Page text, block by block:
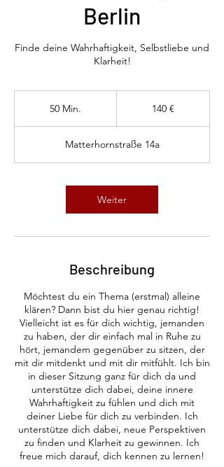
Berlin
Finde deine Wahrhaftigkeit, Selbstliebe und
Klarheit!
50 Min.
i
n
140 €
Matterhornstraße 14a
Weiter
Beschreibung
Möchtest du ein Thema (erstmal) alleine
klären? Dann bist du hier genau richtig!
Vielleicht ist es für dich wichtig, jemanden
zu haben, der dir einfach mal in Ruhe zu
hört, jemandem gegenüber zu sitzen, der
mit dir mitdenkt und mit dir mitfühlt. Ich bin
in dieser Sitzung ganz für dich da und
unterstütze dich dabei, deine innere
Wahrhaftigkeit zu fühlen und dich mit
deiner Liebe für dich zu verbinden. Ich
unterstütze dich dabei, neue Perspektiven
zu finden und Klarheit zu gewinnen. Ich
freue mich darauf, dich kennen zu lernen!